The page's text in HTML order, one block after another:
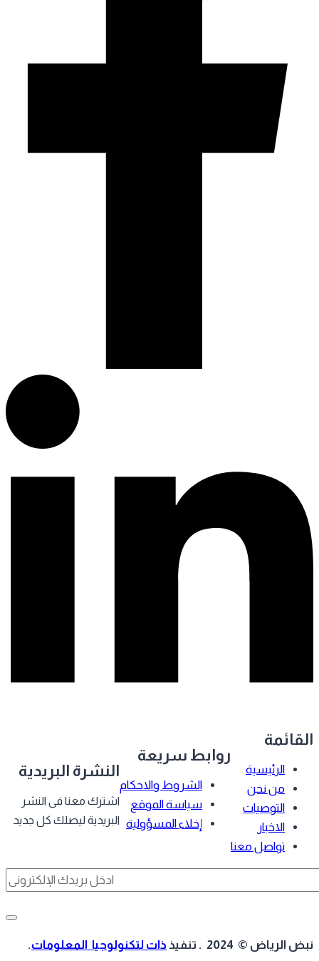
الرئيسية
من نحن
التوصيات
الاخبار
تواصل معنا
روابط سريعة
الشروط والاحكام
سياسة الموقع
إخلاء المسؤولية
النشرة البريدية
اشترك معنا فى النشر
البريدية ليصلك كل جديد
الرياض © 2024 . تنفيذ ذات لتكنولوجيا المعلومات.